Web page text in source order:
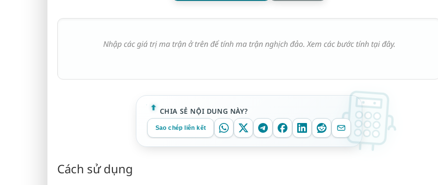
Nhập các giá trị ma trận ở trên để tính ma trận nghịch đảo. Xem các bước tính tại đây.
CHIA SẺ NỘI DUNG NÀY?
Sao chép liên kết
Cách sử dụng